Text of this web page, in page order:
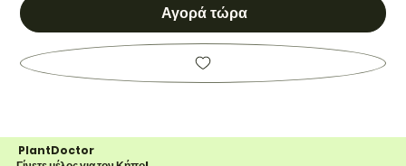
Αγορά τώρα
PlantDoctor